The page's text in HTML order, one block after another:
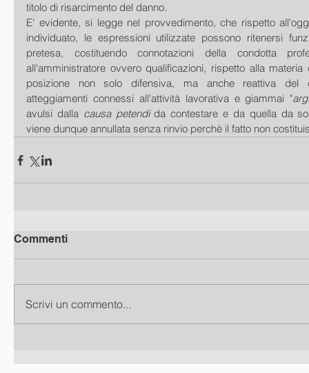
titolo di risarcimento del danno.
E' evidente, si legge nel provvedimento, che rispetto
individuato, le espressioni utilizzate possono ritenersi
pretesa, costituendo connotazioni della condotta
all'amministratore ovvero qualificazioni, rispetto alla
posizione non solo difensiva, ma anche reattiva del
atteggiamenti connessi all'attività lavorativa e giammai "
avulsi dalla causa petendi da contestare e da quella da
viene dunque annullata senza rinvio perchè il fatto non
Commenti
Scrivi un commento...